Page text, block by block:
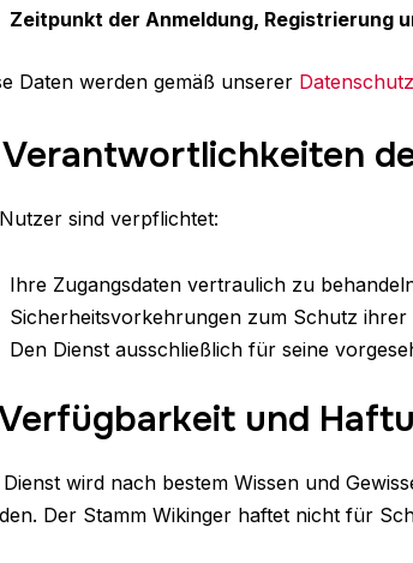
Zeitpunkt der Anmeldung, Registrierung
Daten werden gemäß unserer
sind verpflichtet:
Ihre Zugangsdaten vertraulich zu
Sicherheitsvorkehrungen zum Schutz
Den Dienst ausschließlich für seine
und
wird nach bestem Wissen und
Der Stamm Wikinger haftet nicht für